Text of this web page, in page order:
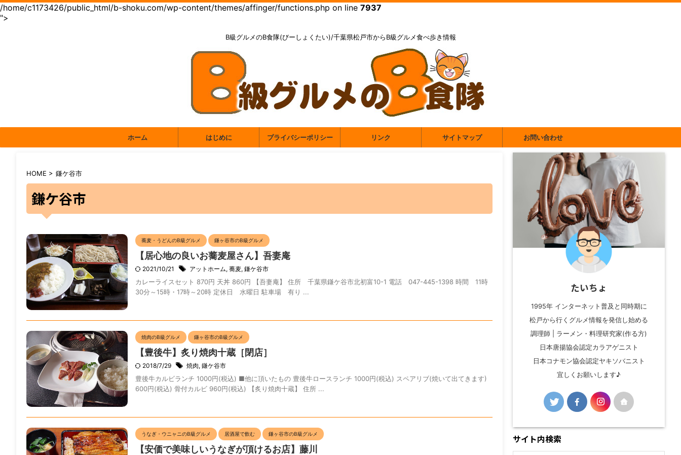
/home/c1173426/public_html/b-shoku.com/wp-content/themes/affinger/functions.php on line 7937
">
B級グルメのB食隊(びーしょくたい)/千葉県松戸市からB級グルメ食べ歩き情報
ホーム はじめに プライバシーポリシー リンク サイトマップ お問い合わせ
HOME > 鎌ケ谷市
鎌ケ谷市
蕎麦・うどんのB級グルメ 鎌ヶ谷市のB級グルメ
【居心地の良いお蕎麦屋さん】吾妻庵
2021/10/21 アットホーム, 蕎麦, 鎌ケ谷市
カレーライスセット 870円 天丼 860円 【吾妻庵】 住所 千葉県鎌ケ谷市北初富10-1 電話 047-445-1398 時間 11時
30分～15時・17時～20時 定休日 水曜日 駐車場 有り ...
焼肉のB級グルメ 鎌ヶ谷市のB級グルメ
【豊後牛】炙り焼肉十蔵［閉店］
2018/7/29 焼肉, 鎌ケ谷市
豊後牛カルビランチ 1000円(税込) ■他に頂いたもの 豊後牛ロースランチ 1000円(税込) スペアリブ(焼いて出てきます)
600円(税込) 骨付カルビ 960円(税込) 【炙り焼肉十蔵】 住所 ...
うなぎ・ウニャニのB級グルメ 居酒屋で飲む 鎌ヶ谷市のB級グルメ
【安価で美味しいうなぎが頂けるお店】藤川
たいちょ
1995年 インターネット普及と同時期に
松戸から行くグルメ情報を発信し始める
調理師 | ラーメン・料理研究家(作る方)
日本唐揚協会認定カラアゲニスト
日本コナモン協会認定ヤキソバニスト
宜しくお願いします♪
サイト内検索